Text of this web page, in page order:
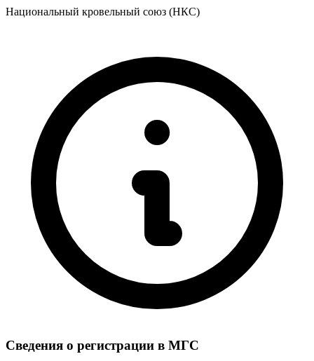
Национальный кровельный союз (НКС)
Сведения о регистрации в МГС